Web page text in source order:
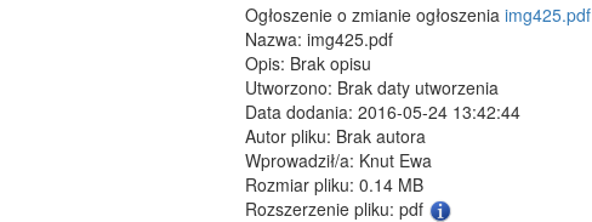
Ogłoszenie o zmianie ogłoszenia img425.pdf
Nazwa: img425.pdf
Opis: Brak opisu
Utworzono: Brak daty utworzenia
Data dodania: 2016-05-24 13:42:44
Autor pliku: Brak autora
Wprowadził/a: Knut Ewa
Rozmiar pliku: 0.14 MB
Rozszerzenie pliku: pdf